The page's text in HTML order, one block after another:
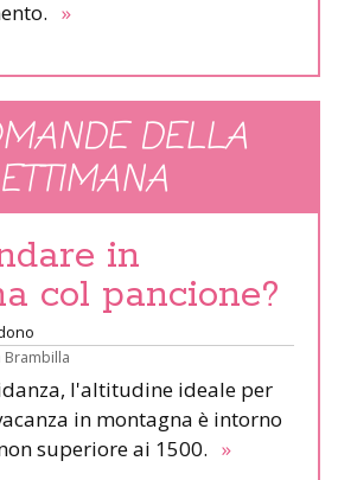
»
DELLA
in
col pancione?
l'altitudine ideale per
in montagna è intorno
superiore ai 1500. »